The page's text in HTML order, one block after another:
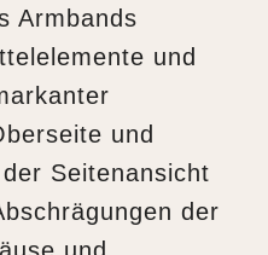
Armbands
und
und
Seitenansicht
der